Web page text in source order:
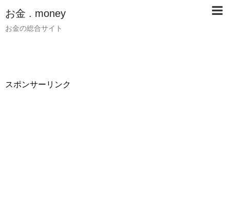
お金 . money
お金の総合サイト
スポンサーリンク